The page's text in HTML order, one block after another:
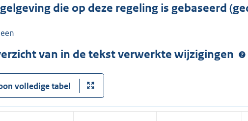
die op deze regeling is gebaseerd
van in de tekst verwerkte wijzigingen
volledige tabel